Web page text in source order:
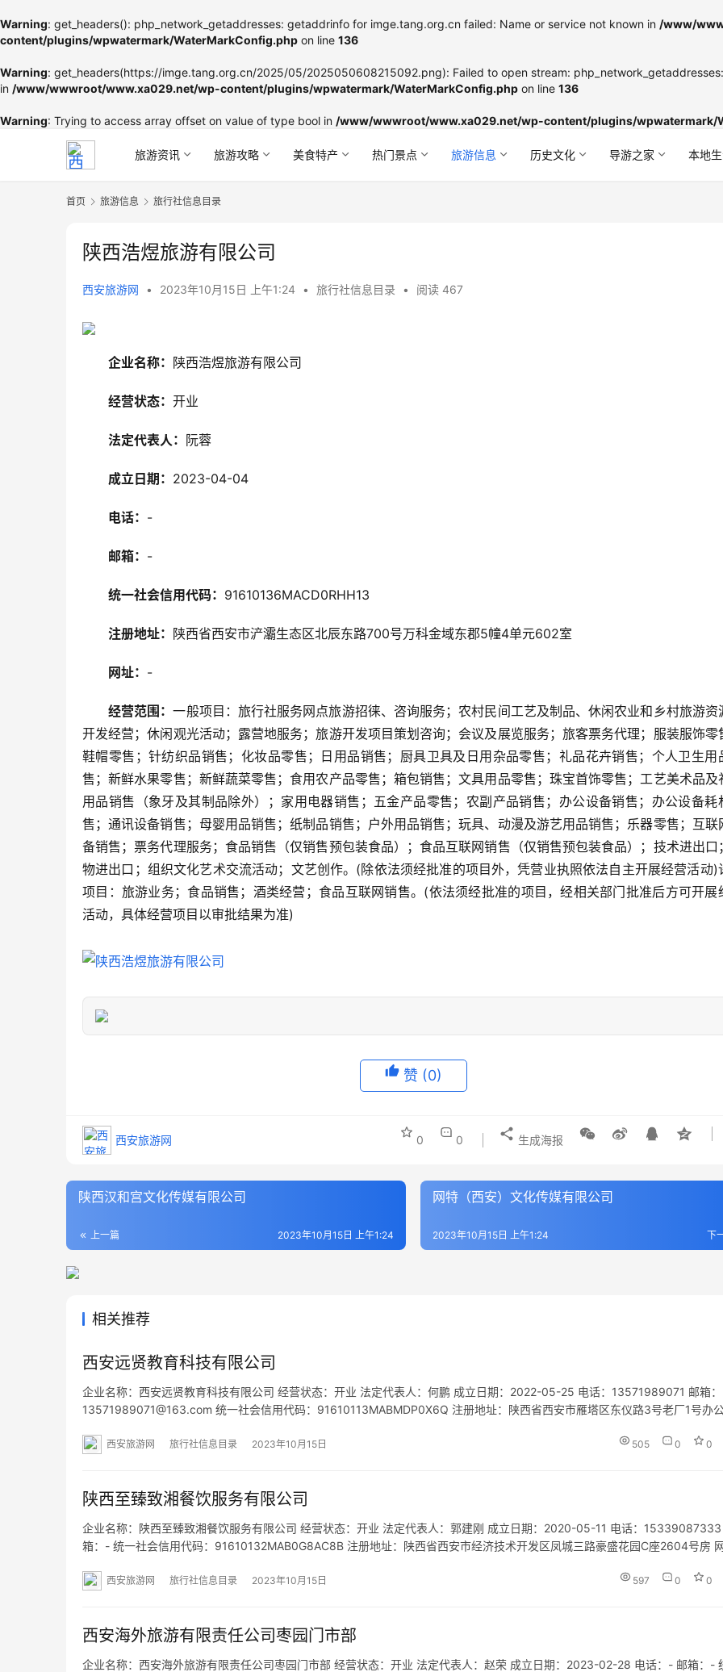
Warning: get_headers(): php_network_getaddresses: getaddrinfo for imge.tang.org.cn failed: Name or service not known in /www/
content/plugins/wpwatermark/WaterMarkConfig.php on line 136
Warning: get_headers(https://imge.tang.org.cn/2025/05/2025050608215092.png): Failed to open stream:
in /www/wwwroot/www.xa029.net/wp-content/plugins/wpwatermark/WaterMarkConfig.php on line 136
Warning: Trying to access array offset on value of type bool in /www/wwwroot/www.xa029.net/wp-content/plugins/wpwatermark/
旅游资讯 旅游攻略 美食特产 热门景点 旅游信息 历史文化 导游之家 本地
首页 旅游信息 旅行社信息目录
陕西浩煜旅游有限公司
西安旅游网 • 2023年10月15日 上午1:24 • 旅行社信息目录 • 阅读 467
企业名称： 陕西浩煜旅游有限公司
经营状态： 开业
法定代表人： 阮蓉
成立日期： 2023-04-04
电话： -
邮箱： -
统一社会信用代码： 91610136MACD0RHH13
注册地址： 陕西省西安市浐灞生态区北辰东路700号万科金域东郡5幢4单元602室
网址： -
经营范围：一般项目：旅行社服务网点旅游招徕、咨询服务；农村民间工艺及制品、休闲农业和乡村旅游资
开发经营；休闲观光活动；露营地服务；旅游开发项目策划咨询；会议及展览服务；旅客票务代理；服装服饰零
鞋帽零售；针纺织品销售；化妆品零售；日用品销售；厨具卫具及日用杂品零售；礼品花卉销售；个人卫生用
售；新鲜水果零售；新鲜蔬菜零售；食用农产品零售；箱包销售；文具用品零售；珠宝首饰零售；工艺美术品及
用品销售（象牙及其制品除外）；家用电器销售；五金产品零售；农副产品销售；办公设备销售；办公设备耗
售；通讯设备销售；母婴用品销售；纸制品销售；户外用品销售；玩具、动漫及游艺用品销售；乐器零售；互联
备销售；票务代理服务；食品销售（仅销售预包装食品）；食品互联网销售（仅销售预包装食品）；技术进出口
物进出口；组织文化艺术交流活动；文艺创作。(除依法须经批准的项目外，凭营业执照依法自主开展经营活动)
项目：旅游业务；食品销售；酒类经营；食品互联网销售。(依法须经批准的项目，经相关部门批准后方可开展
活动，具体经营项目以审批结果为准)
赞 (0)
西安旅游网 0 0 生成海报
陕西汉和宫文化传媒有限公司
上一篇 2023年10月15日 上午1:24
网特（西安）文化传媒有限公司
下
2023年10月15日 上午1:24
相关推荐
西安远贤教育科技有限公司
企业名称：西安远贤教育科技有限公司 经营状态：开业 法定代表人：何鹏 成立日期：2022-05-25 电话：13571989071 邮箱：
13571989071@163.com 统一社会信用代码：91610113MABMDP0X6Q 注册地址：陕西省西安市雁塔区东仪路3号老厂1号办公
西安旅游网 旅行社信息目录 2023年10月15日 505 0 0
陕西至臻致湘餐饮服务有限公司
企业名称：陕西至臻致湘餐饮服务有限公司 经营状态：开业 法定代表人：郭建刚 成立日期：2020-05-11 电话：15339087333
箱：- 统一社会信用代码：91610132MAB0G8AC8B 注册地址：陕西省西安市经济技术开发区凤城三路豪盛花园C座2604号房
西安旅游网 旅行社信息目录 2023年10月15日 597 0 0
西安海外旅游有限责任公司枣园门市部
企业名称：西安海外旅游有限责任公司枣园门市部 经营状态：开业 法定代表人：赵荣 成立日期：2023-02-28 电话：- 邮箱：-